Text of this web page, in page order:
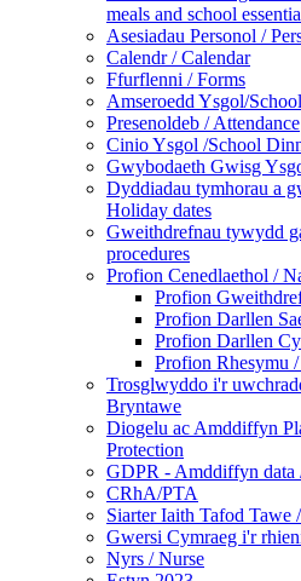
meals and school
Asesiadau Personol /
Calendr / Calendar
Ffurflenni / Forms
Amseroedd Ysgol/
Presenoldeb / Attendance
Cinio Ysgol /School
Gwybodaeth Gwisg
Dyddiadau tymhorau a
Holiday dates
Gweithdrefnau tywydd
procedures
Profion Cenedlaethol /
Profion
Profion Darllen
Profion Darllen
Profion Rhesymu
Trosglwyddo i'r
Bryntawe
Diogelu ac Amddiffyn
Protection
GDPR - Amddiffyn data
CRhA/PTA
Siarter Iaith Tafod Tawe
Gwersi Cymraeg i'r
Nyrs / Nurse